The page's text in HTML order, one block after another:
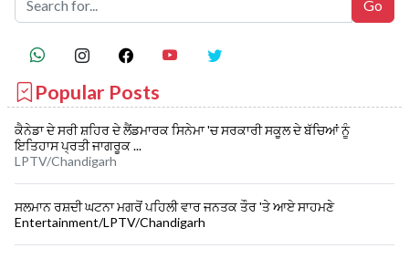
Popular Posts
ਕੈਨੇਡਾ ਦੇ ਸਰੀ ਸ਼ਹਿਰ ਦੇ ਲੈਂਡਮਾਰਕ ਸਿਨੇਮਾ 'ਚ ਸਰਕਾਰੀ ਸਕੂਲ ਦੇ ਬੱਚਿਆਂ ਨੂੰ
ਇਤਿਹਾਸ ਪ੍ਰਤੀ ਜਾਗਰੂਕ ...
LPTV/Chandigarh
ਸਲਮਾਨ ਰਸ਼ਦੀ ਘਟਨਾ ਮਗਰੋਂ ਪਹਿਲੀ ਵਾਰ ਜਨਤਕ ਤੌਰ 'ਤੇ ਆਏ ਸਾਹਮਣੇ
Entertainment/LPTV/Chandigarh